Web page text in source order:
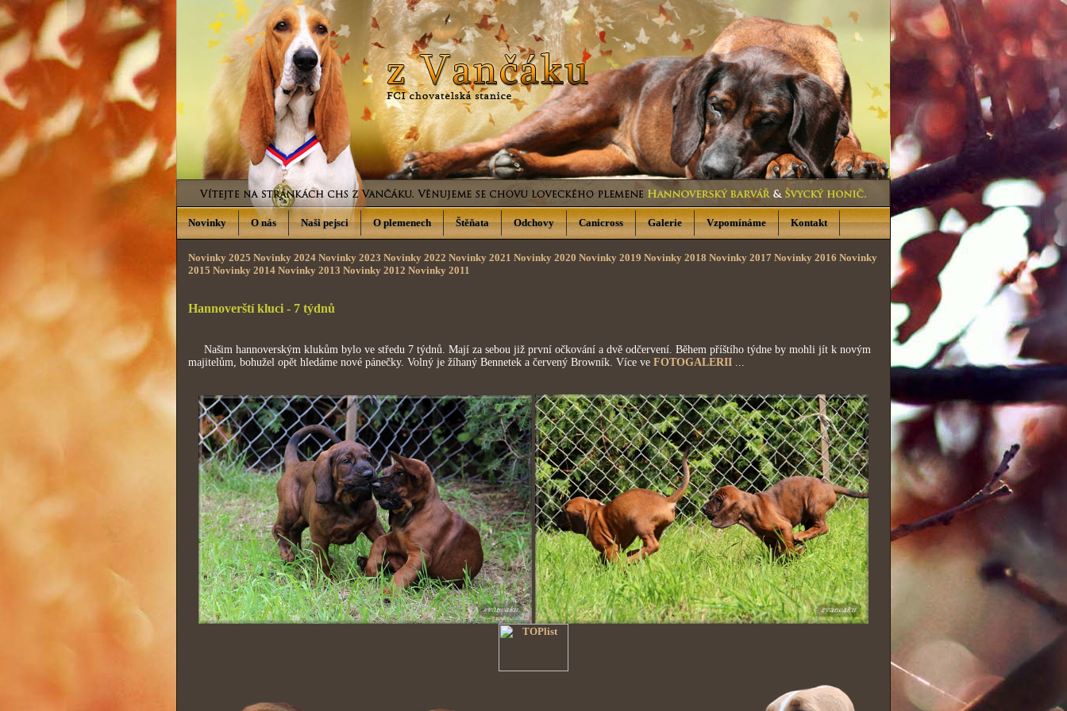
Novinky 2025 Novinky 2024 Novinky 2023 Novinky 2022 Novinky 2021 Novinky 2020 Novinky 2019 Novinky 2018 Novinky 2017 Novinky 2016 Novinky
2015 Novinky 2014 Novinky 2013 Novinky 2012 Novinky 2011
Hannoverští kluci - 7 týdnů
Našim hannoverským klukům bylo ve středu 7 týdnů. Mají za sebou již první očkování a dvě odčervení. Během příštího týdne by mohli jít k novým
majitelům, bohužel opět hledáme nové pánečky. Volný je žíhaný Bennetek a červený Browník. Více ve FOTOGALERII ...
Novinky O nás Naši pejsci O plemenech Štěňata Odchovy Canicross Galerie Vzpomínáme Kontakt